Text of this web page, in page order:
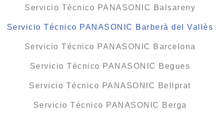
Servicio Técnico PANASONIC Balsareny
Servicio Técnico PANASONIC Barberà del Vallès
Servicio Técnico PANASONIC Barcelona
Servicio Técnico PANASONIC Begues
Servicio Técnico PANASONIC Bellprat
Servicio Técnico PANASONIC Berga